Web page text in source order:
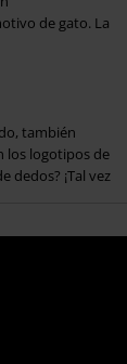
de gato. La
también
los logotipos de
dedos? ¡Tal vez